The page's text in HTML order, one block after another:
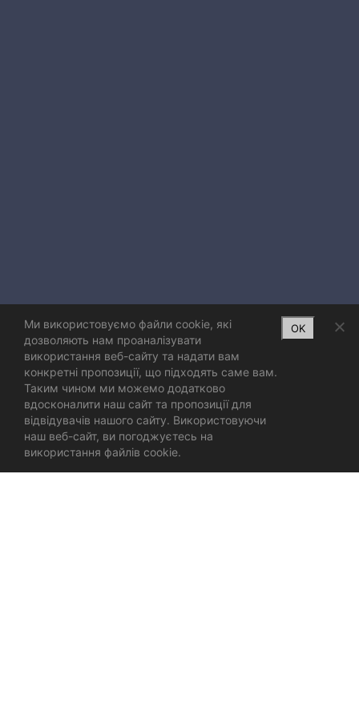
Ми використовуємо файли cookie, які
дозволяють нам проаналізувати
використання веб-сайту та надати вам
конкретні пропозиції, що підходять саме вам.
Таким чином ми можемо додатково
вдосконалити наш сайт та пропозиції для
відвідувачів нашого сайту. Використовуючи
наш веб-сайт, ви погоджуєтесь на
використання файлів cookie.
OK